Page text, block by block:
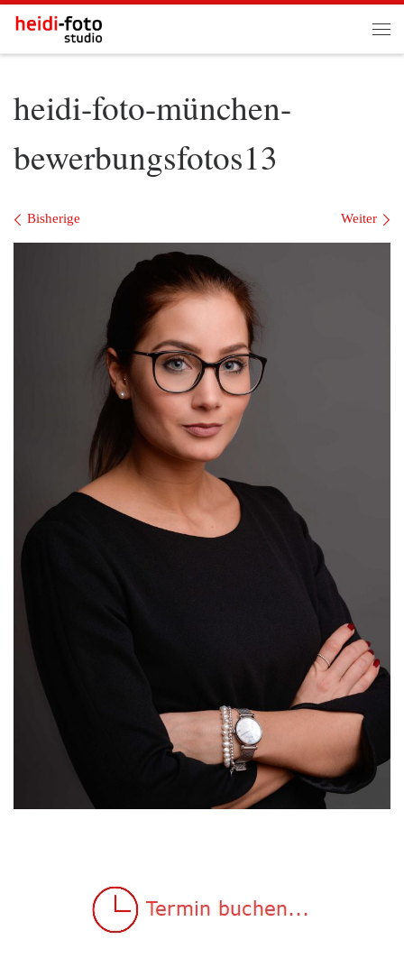
Zum Inhalt springen
heidi-foto-münchen-
bewerbungsfotos13
Bilder Navigation
Bisherige Weiter